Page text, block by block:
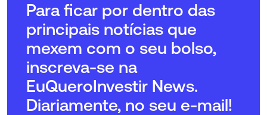
Para ficar por dentro das
principais notícias que
mexem com o seu bolso,
inscreva-se na
EuQueroInvestir News.
Diariamente, no seu e-mail!